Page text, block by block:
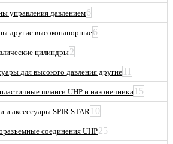
управления давлением6
другие высоконапорные6
цилиндры2
для высокого давления другие 11
шланги UHP и наконечники 15
и аксессуары SPIR STAR 10
соединения UHP25